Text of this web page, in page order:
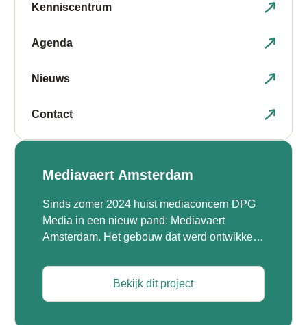
Kenniscentrum
Agenda
Nieuws
Contact
Mediavaert Amsterdam
Sinds zomer 2024 huist mediaconcern DPG
Media in een nieuw pand: Mediavaert
Amsterdam. Het gebouw dat werd ontwikkeld
houten kantoorgebouwen van Europa. Het
werd begin 2024 opgeleverd en biedt naast
veel kantoorruimte ook een tweelaagse
Bekijk dit project